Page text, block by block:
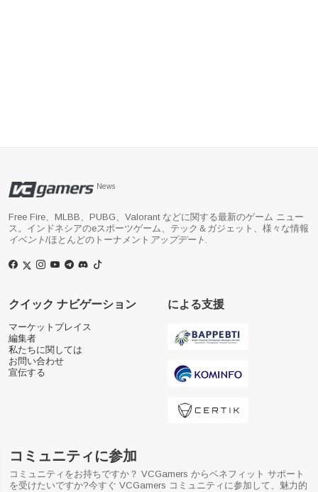
News
Free Fire、MLBB、PUBG、Valorant などに関する最新のゲーム ニュー
ス。インドネシアのeスポーツゲーム、テック＆ガジェット、様々な情報
イベント/ほとんどのトーナメント アップデート
クイック ナビゲーション
マーケットプレイス
編集者
私たちに関しては
お問い合わせ
宣伝する
による支援
コミュニティに参加
コミュニティをお持ちですか？ VCGamers からベネフィット サポート
を受けたいですか?今すぐ VCGamers コミュニティに参加して、魅力的